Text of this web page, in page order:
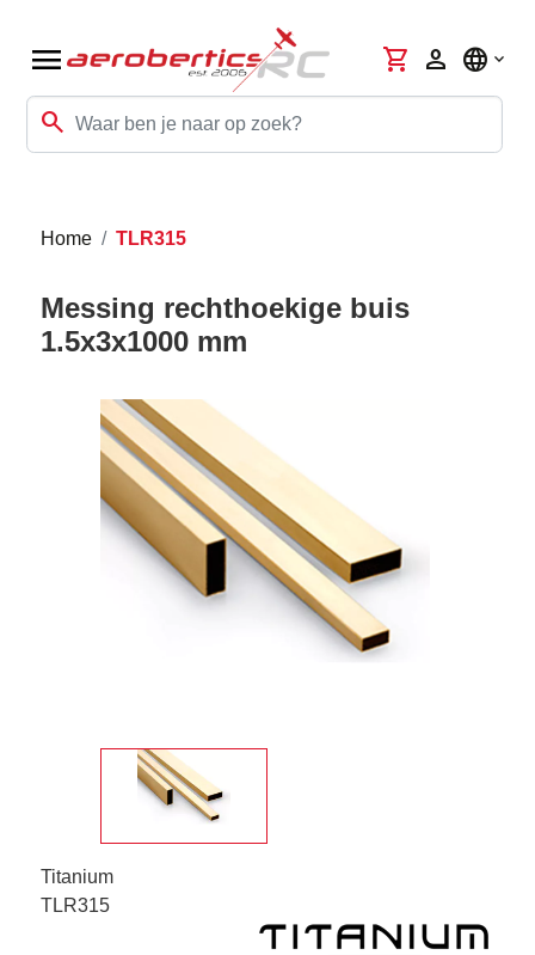
menu
search
shopping_cart person language
Home TLR315
Messing rechthoekige buis
1.5x3x1000 mm
Titanium
TLR315